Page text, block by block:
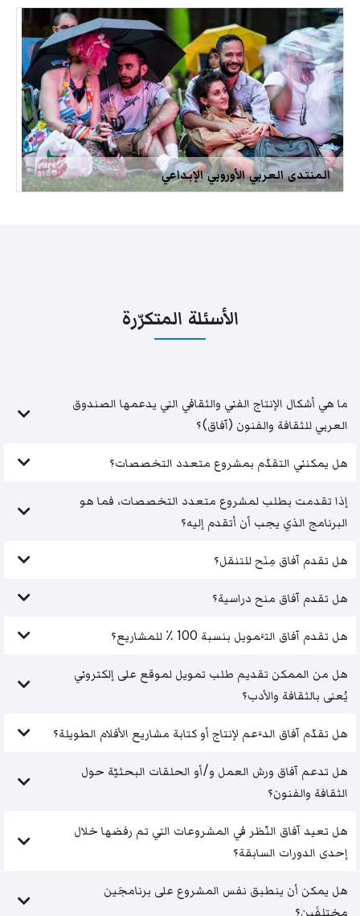
المنتدى العربي الأوروبي الإبداعي
الأسئلة المتكرّرة
ما هي أشكال الإنتاج الفني والثقافي التي يدعمها الصندوق
العربي للثقافة والفنون (آفاق)؟
هل يمكنني التقدّم بمشروع متعدد التخصصات؟
إذا تقدمت بطلب لمشروع متعدد التخصصات، فما هو
البرنامج الذي يجب أن أتقدم إليه؟
هل تقدم آفاق مِنَح للتنقل؟
هل تقدم آفاق منح دراسية؟
هل تقدم آفاق التَّمويل بنسبة 100 ٪ للمشاريع؟
هل من الممكن تقديم طلب تمويل لموقع على إلكتروني
يُعنى بالثقافة والأدب؟
هل تقدّم آفاق الدَّعم لإنتاج أو كتابة مشاريع الأفلام الطويلة؟
هل تدعم آفاق ورش العمل و/أو الحلقات البحثيّة حول
الثقافة والفنون؟
هل تعيد آفاق النّظر في المشروعات التي تم رفضها خلال
إحدى الدورات السابقة؟
هل يمكن أن ينطبق نفس المشروع على برنامجَين
مختلفَين؟